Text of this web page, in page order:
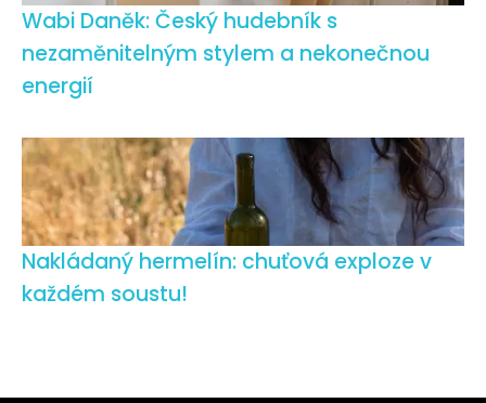
Wabi Daněk: Český hudebník s
nezaměnitelným stylem a nekonečnou
energií
Nakládaný hermelín: chuťová exploze v
každém soustu!